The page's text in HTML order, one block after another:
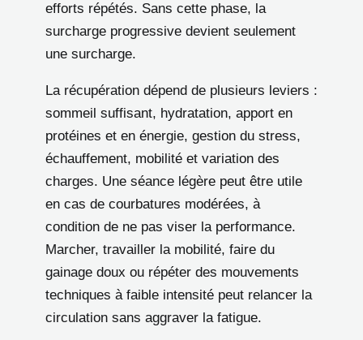
efforts répétés. Sans cette phase, la
surcharge progressive devient seulement
une surcharge.
La récupération dépend de plusieurs leviers :
sommeil suffisant, hydratation, apport en
protéines et en énergie, gestion du stress,
échauffement, mobilité et variation des
charges. Une séance légère peut être utile
en cas de courbatures modérées, à
condition de ne pas viser la performance.
Marcher, travailler la mobilité, faire du
gainage doux ou répéter des mouvements
techniques à faible intensité peut relancer la
circulation sans aggraver la fatigue.